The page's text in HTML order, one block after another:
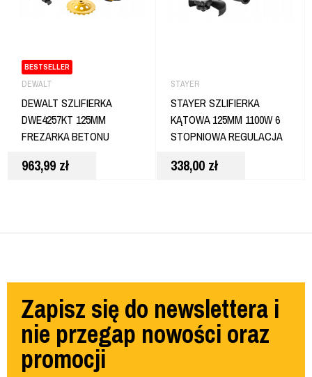
BESTSELLER
DEWALT
DEWALT SZLIFIERKA
DWE4257KT 125MM
FREZARKA BETONU
963,99 zł
STAYER
STAYER SZLIFIERKA
KĄTOWA 125MM 1100W 6
STOPNIOWA REGULACJA
338,00 zł
Zapisz się do newslettera i
nie przegap nowości oraz
promocji